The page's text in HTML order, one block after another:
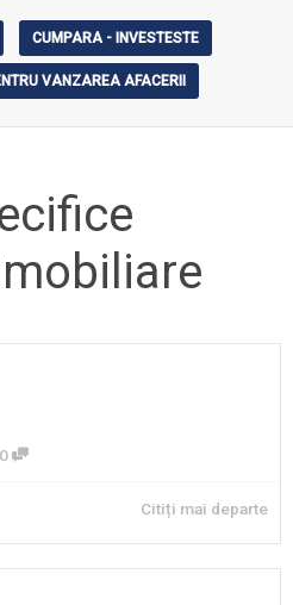
CUMPARA - INVESTESTE
VANZAREA AFACERII
0
Citiți mai departe